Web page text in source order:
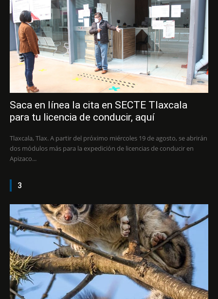
Saca en línea la cita en SECTE Tlaxcala
para tu licencia de conducir, aquí
Tlaxcala, Tlax. A partir del próximo miércoles 19 de agosto, se abrirán
dos módulos más para la expedición de licencias de conducir en
Apizaco...
3